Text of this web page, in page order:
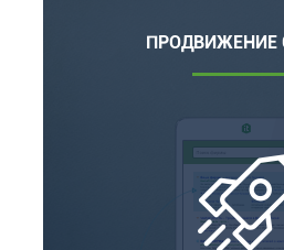
ПРОДВИЖЕНИЕ